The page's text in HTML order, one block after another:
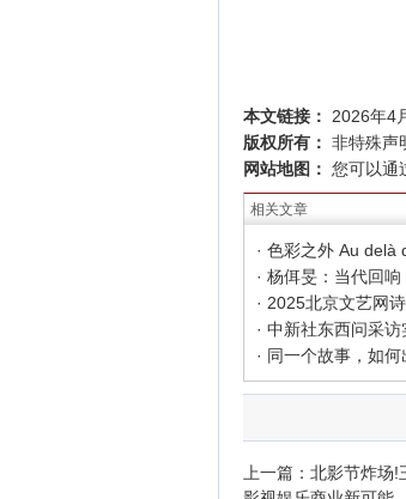
本文链接：
2026年4
版权所有： 非特殊声
网站地图： 您可以通
相关文章
· 同一个故事，如
上一篇： 北影节炸场!